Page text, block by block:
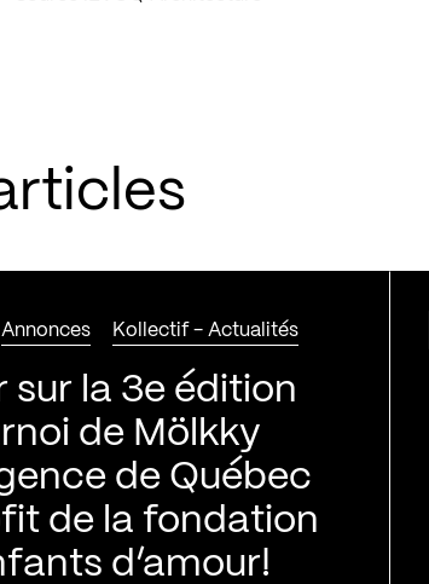
Annonces Kollectif - Actualités
sur la 3e édition
de Mölkky
de Québec
de la fondation
d’amour!